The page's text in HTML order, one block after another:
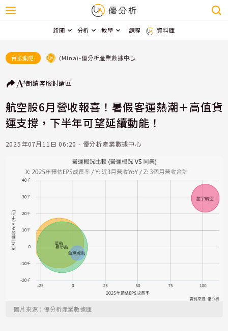
新聞 分析 教學 課程 資料庫
台股動態 (Mina)-優分析產業數據中心
朗讀客服討論區
航空股6月營收報喜！暑假客運熱潮＋高值貨
運支撐，下半年可望延續動能！
2025年07月11日 06:20 - 優分析產業數據中心
圖片來源：優分析產業數據庫